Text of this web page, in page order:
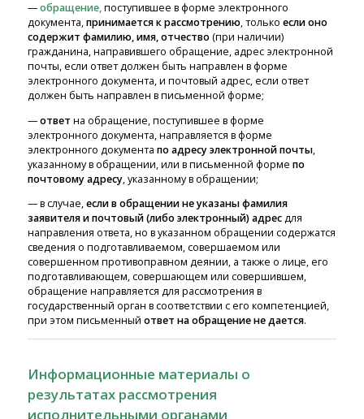
— обращение,поступившее в форме электронного
документа,принимается к рассмотрению, только если оно
содержит фамилию, имя, отчество(при наличии)
гражданина, направившего обращение, адрес электронной
почты, если ответ должен быть направлен в форме
электронного документа, и почтовый адрес, если ответ
должен быть направлен в письменной форме;
—ответ на обращение, поступившее в форме
электронного документа, направляется в форме
электронного документа по адресу электронной почты,
указанному в обращении, или в письменной форме по
почтовому адресу, указанному в обращении;
— в случае,если в обращении не указаны фамилия
заявителя и почтовый (либо электронный) адресдля
направления ответа, но в указанном обращении содержатся
сведения о подготавливаемом, совершаемом или
совершенном противоправном деянии, а также о лице, его
подготавливающем, совершающем или совершившем,
обращение направляется для рассмотрения в
государственный орган в соответствии с его компетенцией,
при этом письменный ответ на обращение не дается.
Информационные материалы о
результатах рассмотрения
исполнительными органами